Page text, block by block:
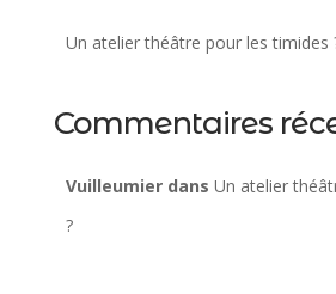
Un atelier théâtre pour les timides
Commentaires
Vuilleumier dans Un atelier
?